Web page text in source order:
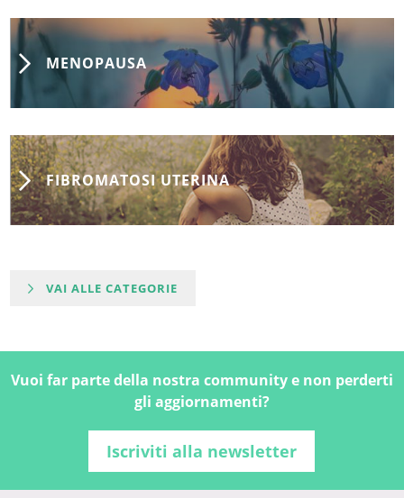
MENOPAUSA
FIBROMATOSI UTERINA
VAI ALLE CATEGORIE
Vuoi far parte della nostra community e non perderti
gli aggiornamenti?
Iscriviti alla newsletter